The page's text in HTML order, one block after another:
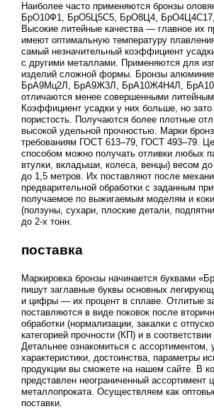
Наиболее часто применяются бронзы
БрО10Ф1, БрО5Ц5С5, БрО8Ц4,
Высокие литейные качества — главное их
имеют оптимальную температуру
самый незначительный коэффициент
с другими металлами. Применяются для
изделий сложной формы. Бронзы
БрА9Мц2Л, БрА9Ж3Л, БрА10Ж4Н4Л,
отличаются менее совершенными
Коэффициент усадки у них больше, но зато
пористость. Получаются более плотные
высокой удельной прочностью. Марки
требованиям ГОСТ 613–79, ГОСТ 493–79.
способом можно получать отливки любых
втулки, вкладыши, колеса, венцы) весом
до 1,5 метров. Их поставляют после
предварительной обработки с заданным
получаемое по выжигаемым моделям и
(ползуны, сухари, плоские детали,
до 2-х тонн.
поставка
Маркировка бронзы начинается буквами
пишут заглавные буквы основных
и цифры — их процент в сплаве. Отлитые
поставляются в виде поковок после
обработки (нормализации, закалки с
категорией прочности (КП) и в соответствии
Детальнее ознакомиться с ассортиментом,
характеристики, достоинства, параметры
продукции вы сможете на нашем сайте. В
представлен неограниченный ассортимент
металлопроката. Осуществляем как
поставки.